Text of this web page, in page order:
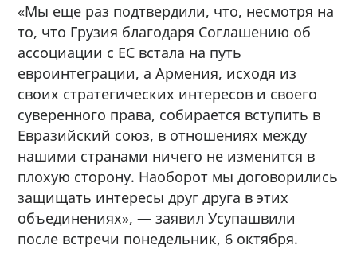
«Мы еще раз подтвердили, что, несмотря на
то, что Грузия благодаря Соглашению об
ассоциации с ЕС встала на путь
евроинтеграции, а Армения, исходя из
своих стратегических интересов и своего
суверенного права, собирается вступить в
Евразийский союз, в отношениях между
нашими странами ничего не изменится в
плохую сторону. Наоборот мы договорились
защищать интересы друг друга в этих
объединениях», — заявил Усупашвили
после встречи понедельник, 6 октября.